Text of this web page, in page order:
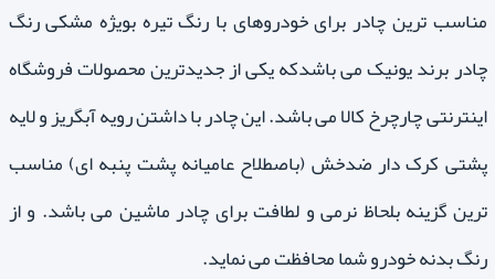
مناسب ترین چادر برای خودروهای با رنگ تیره بویژه مشکی رنگ
چادر برند یونیک می باشدکه یکی از جدیدترین محصولات فروشگاه
اینترنتی چارچرخ کالا می باشد. این چادر با داشتن رویه آبگریز و لایه
پشتی کرک دار ضدخش (باصطلاح عامیانه پشت پنبه ای) مناسب
ترین گزینه بلحاظ نرمی و لطافت برای چادر ماشین می باشد. و از
رنگ بدنه خودرو شما محافظت می نماید.